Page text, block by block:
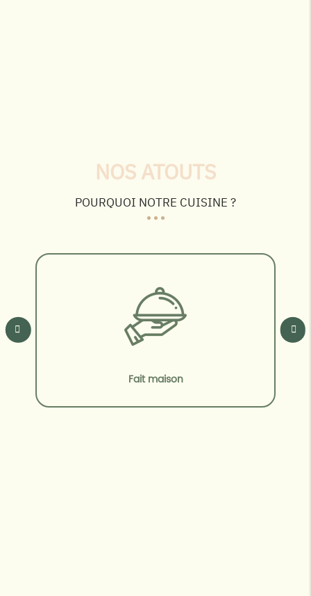
NOS ATOUTS
POURQUOI NOTRE CUISINE ?
Fait maison